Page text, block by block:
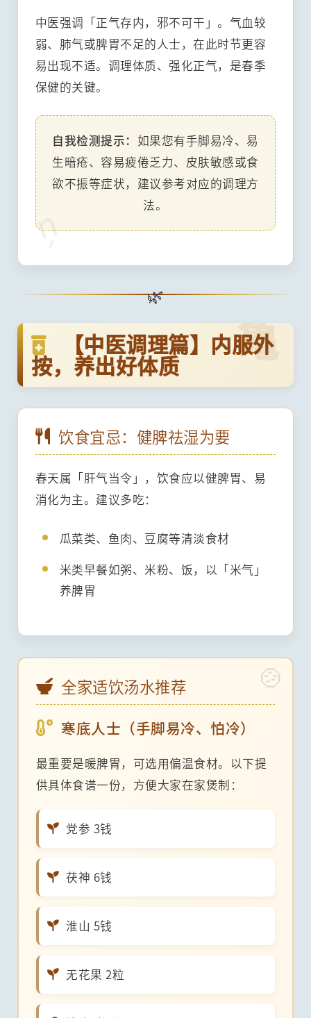
ú
中医强调「正气存内，邪不可干」。气血较
弱、肺气或脾胃不足的人士，在此时节更容
易出现不适。调理体质、强化正气，是春季
保健的关键。
自我检测提示： 如果您有手脚易冷、易
生暗疮、容易疲倦乏力、皮肤敏感或食
欲不振等症状，建议参考对应的调理方
法。
亀
【中医调理篇】内服外
按，养出好体质
饮食宜忌：健脾祛湿为要
春天属「肝气当令」，饮食应以健脾胃、易
消化为主。建议多吃：
瓜菜类、鱼肉、豆腐等清淡食材
米类早餐如粥、米粉、饭，以「米气」
养脾胃
全家适饮汤水推荐
寒底人士（手脚易冷、怕冷）
最重要是暖脾胃，可选用偏温食材。以下提
供具体食谱一份，方便大家在家煲制：
党参 3钱
茯神 6钱
淮山 5钱
无花果 2粒